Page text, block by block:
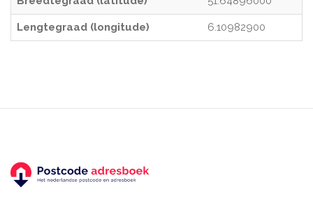
Lengtegraad (longitude) 6.10982900